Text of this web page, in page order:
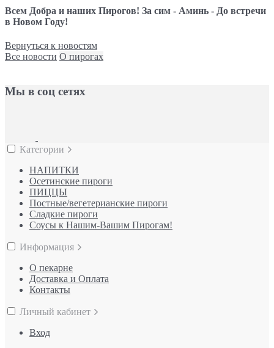
Всем Добра и наших Пирогов! За сим - Аминь - До встречи
в Новом Году!
Вернуться к новостям
Все новости О пирогах
Мы в соц сетях
Категории
НАПИТКИ
Осетинские пироги
ПИЦЦЫ
Постные/вегетерианские пироги
Сладкие пироги
Соусы к Нашим-Вашим Пирогам!
Информация
О пекарне
Доставка и Оплата
Контакты
Личный кабинет
Вход